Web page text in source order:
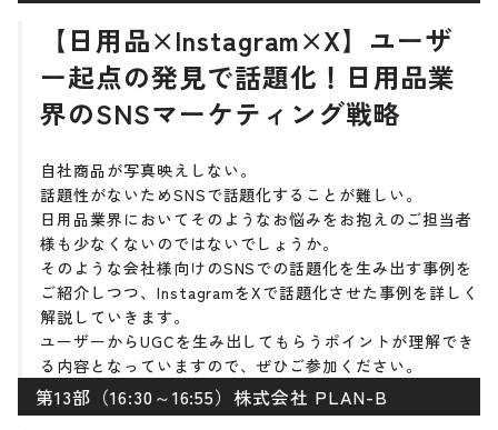
【日用品×Instagram×X】ユーザ
ー起点の発見で話題化！日用品業
界のSNSマーケティング戦略
自社商品が写真映えしない。
話題性がないためSNSで話題化することが難しい。
日用品業界においてそのようなお悩みをお抱えのご担当者
様も少なくないのではないでしょうか。
そのような会社様向けのSNSでの話題化を生み出す事例を
ご紹介しつつ、InstagramをXで話題化させた事例を詳しく
解説していきます。
ユーザーからUGCを生み出してもらうポイントが理解でき
る内容となっていますので、ぜひご参加ください。
第13部（16:30～16:55）株式会社 PLAN-B